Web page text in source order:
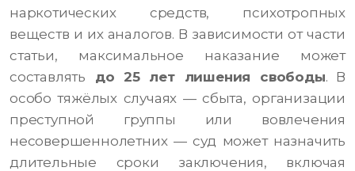
наркотических средств, психотропных
веществ и их аналогов. В зависимости от части
статьи, максимальное наказание может
составлять до 25 лет лишения свободы. В
особо тяжёлых случаях — сбыта, организации
преступной группы или вовлечения
несовершеннолетних — суд может назначить
длительные сроки заключения, включая